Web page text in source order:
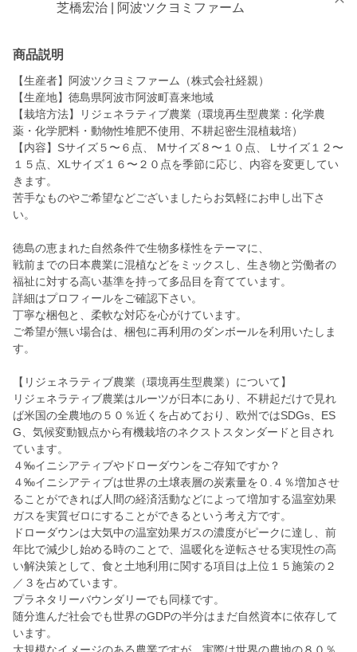
芝橋宏治 | 阿波ツクヨミファーム
商品説明
【生産者】阿波ツクヨミファーム（株式会社経親）
【生産地】徳島県阿波市阿波町喜来地域
【栽培方法】リジェネラティブ農業（環境再生型農業：化学農
薬・化学肥料・動物性堆肥不使用、不耕起密生混植栽培）
【内容】Sサイズ５〜６点、 Mサイズ８〜１０点、 Lサイズ１２〜
１５点、XLサイズ１６〜２０点を季節に応じ、内容を変更してい
きます。
苦手なものやご希望などございましたらお気軽にお申し出下さ
い。
徳島の恵まれた自然条件で生物多様性をテーマに、
戦前までの日本農業に混植などをミックスし、生き物と労働者の
福祉に対する高い基準を持って多品目を育てています。
詳細はプロフィールをご確認下さい。
丁寧な梱包と、柔軟な対応を心がけています。
ご希望が無い場合は、梱包に再利用のダンボールを利用いたしま
す。
【リジェネラティブ農業（環境再生型農業）について】
リジェネラティブ農業はルーツが日本にあり、不耕起だけで見れ
ば米国の全農地の５０％近くを占めており、欧州ではSDGs、ES
G、気候変動観点から有機栽培のネクストスタンダードと目され
ています。
４‰イニシアティブやドローダウンをご存知ですか？
４‰イニシアティブは世界の土壌表層の炭素量を０.４％増加させ
ることができれば人間の経済活動などによって増加する温室効果
ガスを実質ゼロにすることができるという考え方です。
ドローダウンは大気中の温室効果ガスの濃度がピークに達し、前
年比で減少し始める時のことで、温暖化を逆転させる実現性の高
い解決策として、食と土地利用に関する項目は上位１５施策の２
／３を占めています。
プラネタリーバウンダリーでも同様です。
随分進んだ社会でも世界のGDPの半分はまだ自然資本に依存して
います。